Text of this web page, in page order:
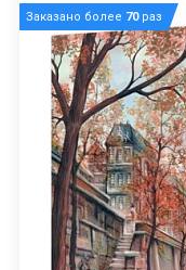
Заказано более 70раз